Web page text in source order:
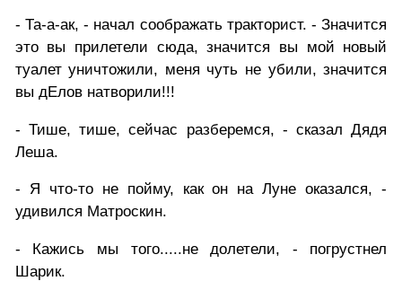
- Та-а-ак, - начал соображать тракторист. - Значится
это вы прилетели сюда, значится вы мой новый
туалет уничтожили, меня чуть не убили, значится
вы дЕлов натворили!!!
- Тише, тише, сейчас разберемся, - сказал Дядя
Леша.
- Я что-то не пойму, как он на Луне оказался, -
удивился Матроскин.
- Кажись мы того.....не долетели, - погрустнел
Шарик.